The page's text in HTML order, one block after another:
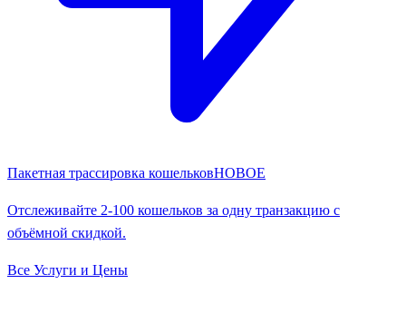
Пакетная трассировка кошельковНОВОЕ
Отслеживайте 2-100 кошельков за одну транзакцию с
объёмной скидкой.
Все Услуги и Цены